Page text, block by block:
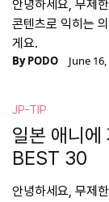
안녕하세요, 무제
콘텐츠로 익히는
게요.
ByPODO June
JP-TIP
일본 애니에
BEST 30
안녕하세요, 무제